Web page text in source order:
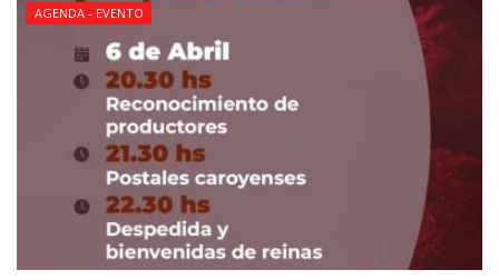
AGENDA - EVENTO